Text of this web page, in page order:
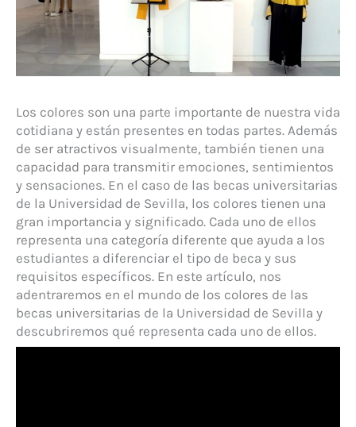
Los colores son una parte importante de nuestra vida
cotidiana y están presentes en todas partes. Además
de ser atractivos visualmente, también tienen una
capacidad para transmitir emociones, sentimientos
y sensaciones. En el caso de las becas universitarias
de la Universidad de Sevilla, los colores tienen una
gran importancia y significado. Cada uno de ellos
representa una categoría diferente que ayuda a los
estudiantes a diferenciar el tipo de beca y sus
requisitos específicos. En este artículo, nos
adentraremos en el mundo de los colores de las
becas universitarias de la Universidad de Sevilla y
descubriremos qué representa cada uno de ellos.